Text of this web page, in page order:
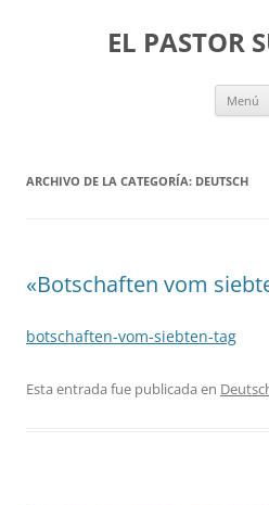
EL PASTOR
Menú
ARCHIVO DE LA CATEGORÍA: DEUTSCH
«Botschaften vom
botschaften-vom-siebten-tag
Esta entrada fue publicada en